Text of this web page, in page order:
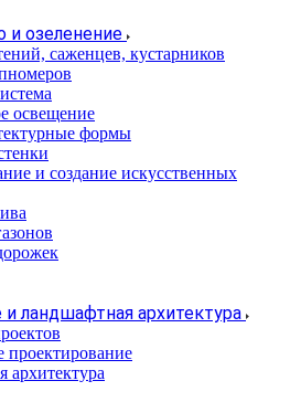
и озеленение
саженцев, кустарников
освещение
формы
и создание искусственных
ландшафтная архитектура
проектирование
архитектура